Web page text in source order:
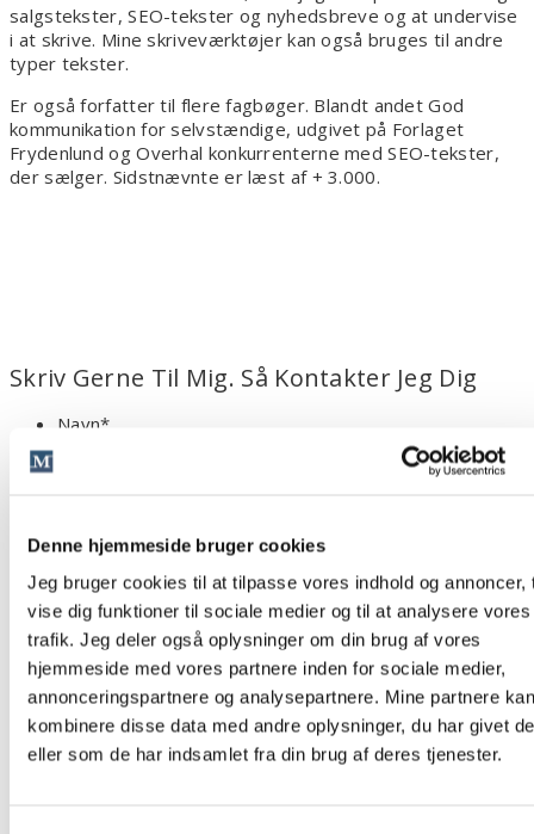
Denne hjemmeside bruger cookies
Jeg bruger cookies til at tilpasse vores indhold og annoncer,
vise dig funktioner til sociale medier og til at analysere vores
trafik. Jeg deler også oplysninger om din brug af vores
hjemmeside med vores partnere inden for sociale medier,
annonceringspartnere og analysepartnere. Mine partnere kan
kombinere disse data med andre oplysninger, du har givet
eller som de har indsamlet fra din brug af deres tjenester.
salgstekster, SEO-tekster og nyhedsbreve og at undervise
i at skrive. Mine skriveværktøjer kan også bruges til andre
typer tekster.
Er også forfatter til flere fagbøger. Blandt andet God
kommunikation for selvstændige, udgivet på Forlaget
Frydenlund og Overhal konkurrenterne med SEO-tekster,
der sælger. Sidstnævnte er læst af + 3.000.
Skriv Gerne Til Mig. Så Kontakter Jeg Dig
Navn*
Besked *